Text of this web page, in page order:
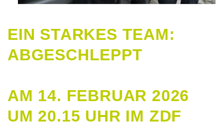
EIN STARKES TEAM:
ABGESCHLEPPT
AM 14. FEBRUAR 2026
UM 20.15 UHR IM ZDF